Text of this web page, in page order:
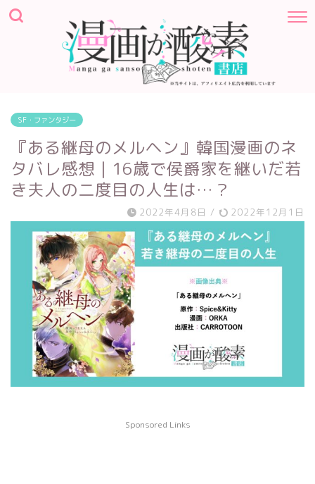
SF・ファンタジー
『ある継母のメルヘン』韓国漫画のネ
タバレ感想｜16歳で侯爵家を継いだ若
き夫人の二度目の人生は…？
2022年4月8日 / 2022年12月1日
Sponsored Links